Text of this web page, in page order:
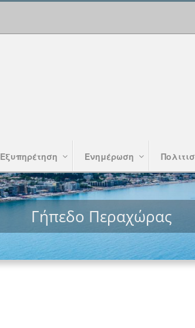
Εξυπηρέτηση Ενημέρωση
Γήπεδο Περαχώρας